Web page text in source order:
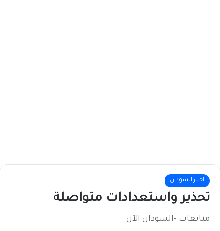
اخبار السودان
تحذير واستعدادات متواصلة
متابعات -السودان الآن